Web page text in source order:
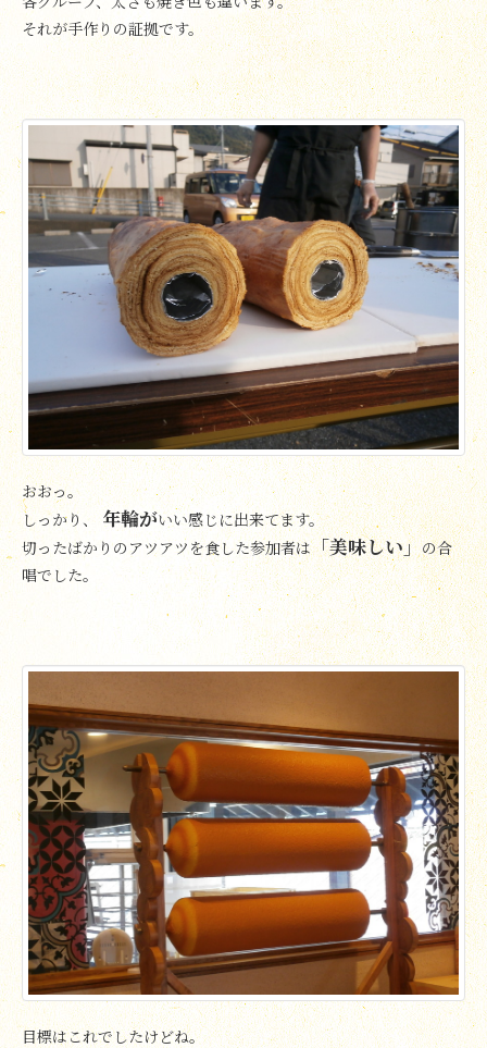
それが手作りの証拠です。
おおっ。
しっかり、 年輪がいい感じに出来てます。
切ったばかりのアツアツを食した参加者は「美味しい」の合
唱でした。
目標はこれでしたけどね。